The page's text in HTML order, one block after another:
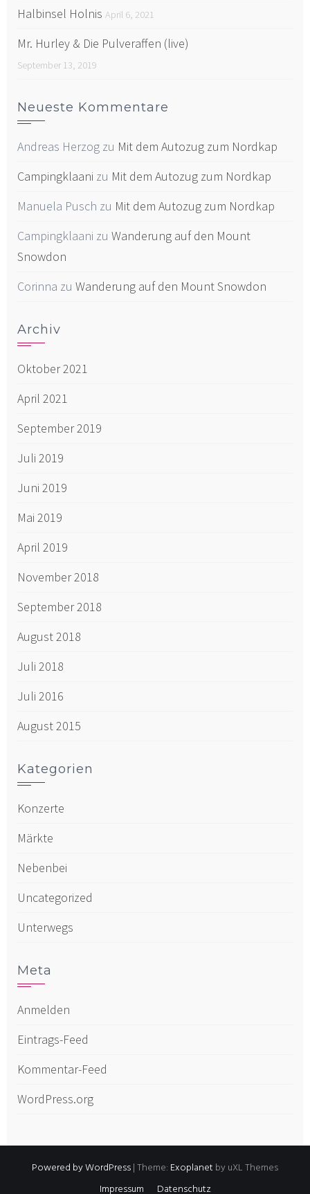
Halbinsel Holnis April 6, 2021
Mr. Hurley & Die Pulveraffen (live)
September 13, 2019
Neueste Kommentare
Andreas Herzog zu Mit dem Autozug zum Nordkap
Campingklaani zu Mit dem Autozug zum Nordkap
Manuela Pusch zu Mit dem Autozug zum Nordkap
Campingklaani zu Wanderung auf den Mount
Snowdon
Corinna zu Wanderung auf den Mount Snowdon
Archiv
Oktober 2021
April 2021
September 2019
Juli 2019
Juni 2019
Mai 2019
April 2019
November 2018
September 2018
August 2018
Juli 2018
Juli 2016
August 2015
Kategorien
Konzerte
Märkte
Nebenbei
Uncategorized
Unterwegs
Meta
Anmelden
Eintrags-Feed
Kommentar-Feed
WordPress.org
Powered by WordPress|Theme: Exoplanet by uXL Themes
Impressum
Datenschutz